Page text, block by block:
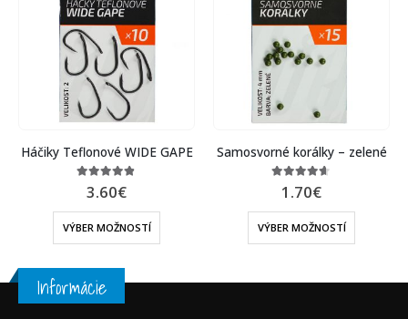
Háčiky Teflonové WIDE GAPE
4.75 out of 5
3.60€
VÝBER MOŽNOSTÍ
Samosvorné korálky – zelené
4.57 out of 5
1.70€
VÝBER MOŽNOSTÍ
Informácie